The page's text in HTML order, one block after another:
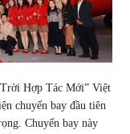
Hợp Tác Mới” Việt
chuyến bay đầu tiên
Chuyến bay này